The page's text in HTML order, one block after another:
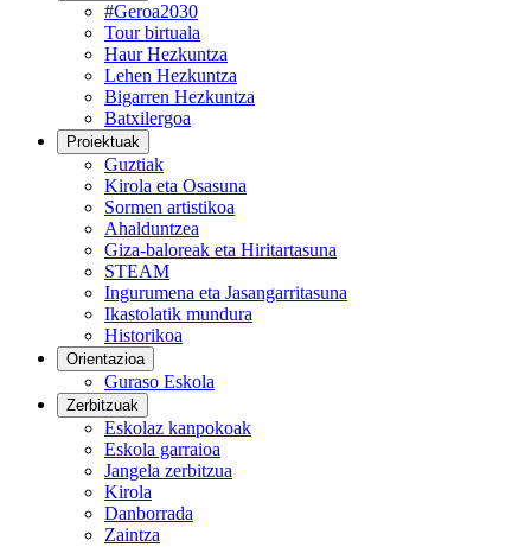
#Geroa2030
Tour birtuala
Haur Hezkuntza
Lehen Hezkuntza
Bigarren Hezkuntza
Batxilergoa
Proiektuak
Guztiak
Kirola eta Osasuna
Sormen artistikoa
Ahalduntzea
Giza-baloreak eta Hiritartasuna
STEAM
Ingurumena eta Jasangarritasuna
Ikastolatik mundura
Historikoa
Orientazioa
Guraso Eskola
Zerbitzuak
Eskolaz kanpokoak
Eskola garraioa
Jangela zerbitzua
Kirola
Danborrada
Zaintza